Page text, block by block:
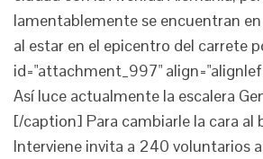
lamentablemente se encuentran
al estar en el epicentro del carrete
id="attachment_997"
Así luce actualmente la escalera
[/caption] Para cambiarle la cara al
Interviene invita a 240 voluntarios